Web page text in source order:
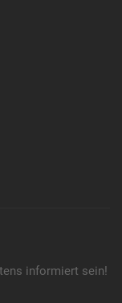
informiert sein!